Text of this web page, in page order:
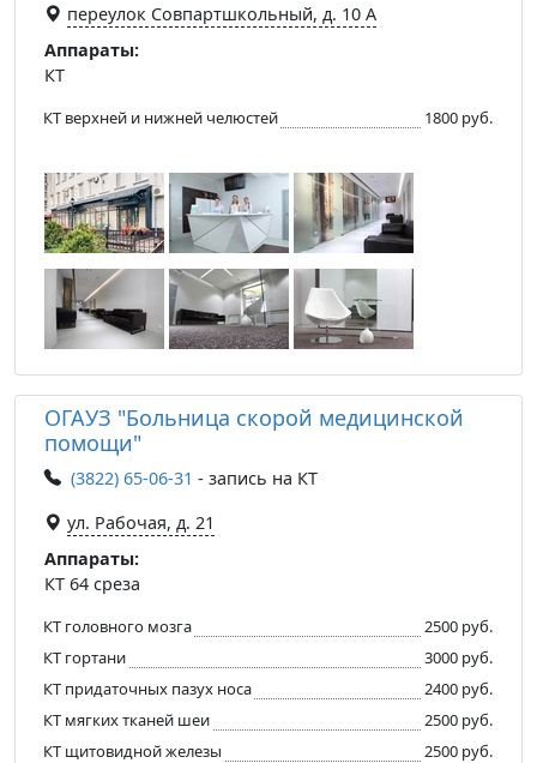
переулок Совпартшкольный, д. 10 А
Аппараты:
КТ
КТ верхней и нижней челюстей 1800 руб.
ОГАУЗ "Больница скорой медицинской
помощи"
(3822) 65-06-31 - запись на КТ
ул. Рабочая, д. 21
Аппараты:
КТ 64 среза
КТ головного мозга
2500 руб.
КТ гортани
3000 руб.
КТ придаточных пазух носа
2400 руб.
КТ мягких тканей шеи
2500 руб.
КТ щитовидной железы
2500 руб.